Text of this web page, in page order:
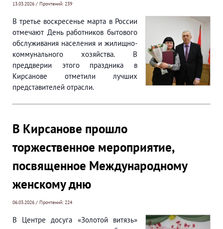
13.03.2026 / Прочтений: 239
В третье воскресенье марта в России
отмечают День работников бытового
обслуживания населения и жилищно-
коммунального хозяйства. В
преддверии этого праздника в
Кирсанове отметили лучших
представителей отрасли.
В Кирсанове прошло
торжественное мероприятие,
посвященное Международному
женскому дню
06.03.2026 / Прочтений: 224
В Центре досуга «Золотой витязь»